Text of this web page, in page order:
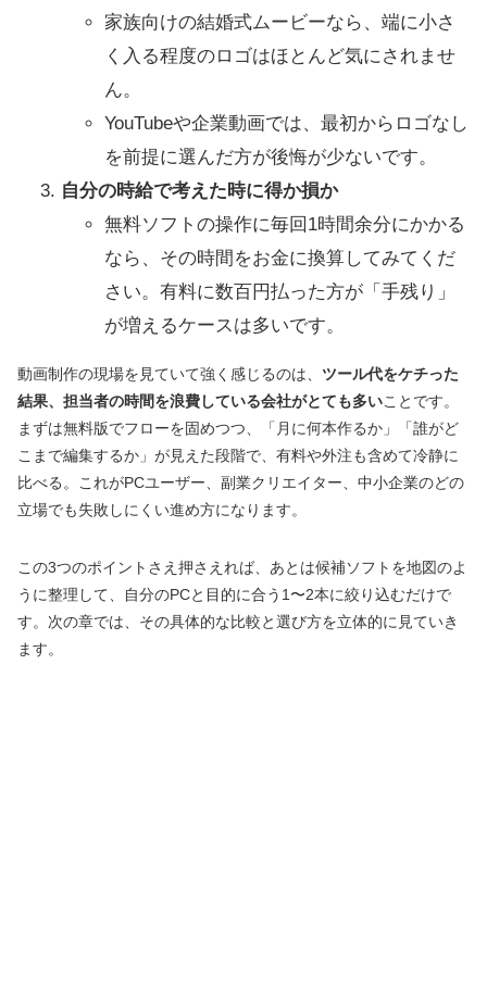
家族向けの結婚式ムービーなら、端に小さ
く入る程度のロゴはほとんど気にされませ
ん。
YouTubeや企業動画では、最初からロゴなし
を前提に選んだ方が後悔が少ないです。
自分の時給で考えた時に得か損か
無料ソフトの操作に毎回1時間余分にかかる
なら、その時間をお金に換算してみてくだ
さい。有料に数百円払った方が「手残り」
が増えるケースは多いです。
動画制作の現場を見ていて強く感じるのは、 ツール代をケチった
結果、担当者の時間を浪費している会社がとても多いことです。
まずは無料版でフローを固めつつ、「月に何本作るか」「誰がど
こまで編集するか」が見えた段階で、有料や外注も含めて冷静に
比べる。これがPCユーザー、副業クリエイター、中小企業のどの
立場でも失敗しにくい進め方になります。
この3つのポイントさえ押さえれば、あとは候補ソフトを地図のよ
うに整理して、自分のPCと目的に合う1〜2本に絞り込むだけで
す。次の章では、その具体的な比較と選び方を立体的に見ていき
ます。